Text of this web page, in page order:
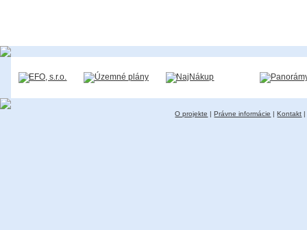
O projekte |Právne informácie |Kontakt